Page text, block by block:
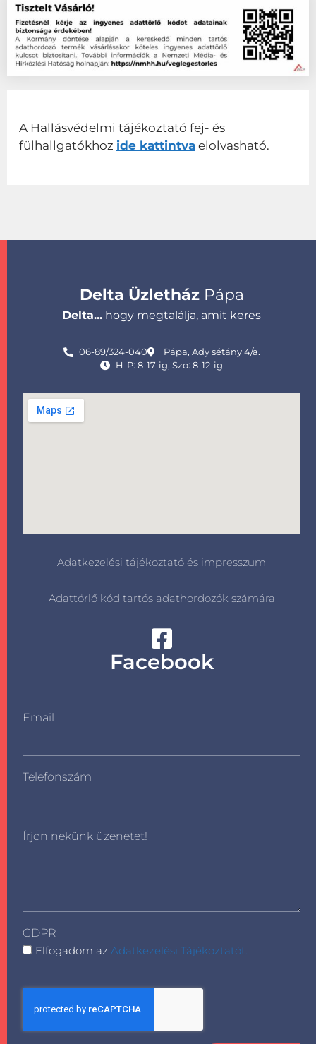
A Hallásvédelmi tájékoztató fej- és
fülhallgatókhoz ide kattintva elolvasható.
Delta ÜzletházPápa
Delta... hogy megtalálja, amit keres
06-89/324-040
Pápa, Ady sétány 4/a.
H-P: 8-17-ig, Szo: 8-12-ig
Adatkezelési tájékoztató és impresszum
Adattörlő kód tartós adathordozók számára
Facebook
Email
Telefonszám
Írjon nekünk üzenetet!
GDPR
Elfogadom azAdatkezelési Tájékoztatót.